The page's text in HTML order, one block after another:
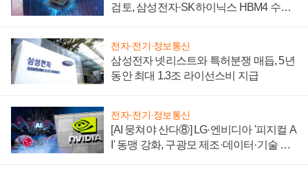
검토, 삼성전자·SK하이닉스 HBM4 수율
전자·전기·정보통신
삼성전자 넷리스트와 특허분쟁 매듭, 5년
동안 최대 1.3조 라이선스비 지급
전자·전기·정보통신
[AI 뭉쳐야 산다⑧] LG·엔비디아 '피지컬 A
I' 동맹 강화, 구광모 제조·데이터·기술 결